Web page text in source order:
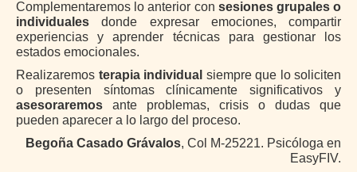
Complementaremos lo anterior con sesiones grupales o
individuales donde expresar emociones, compartir
experiencias y aprender técnicas para gestionar los
estados emocionales.
Realizaremos terapia individual siempre que lo soliciten
o presenten síntomas clínicamente significativos y
asesoraremos ante problemas, crisis o dudas que
pueden aparecer a lo largo del proceso.
Begoña Casado Grávalos, Col M-25221. Psicóloga en
EasyFIV.